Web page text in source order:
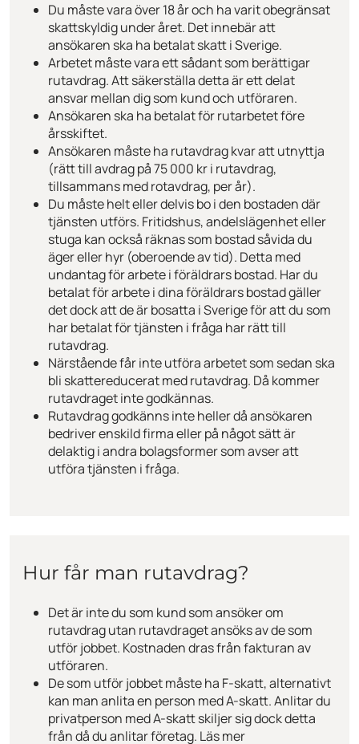
Du måste vara över 18 år och ha varit obegränsat
skattskyldig under året. Det innebär att
ansökaren ska ha betalat skatt i Sverige.
Arbetet måste vara ett sådant som berättigar
rutavdrag. Att säkerställa detta är ett delat
ansvar mellan dig som kund och utföraren.
Ansökaren ska ha betalat för rutarbetet före
årsskiftet.
Ansökaren måste ha rutavdrag kvar att utnyttja
(rätt till avdrag på 75 000 kr i rutavdrag,
tillsammans med rotavdrag, per år).
Du måste helt eller delvis bo i den bostaden där
tjänsten utförs. Fritidshus, andelslägenhet eller
stuga kan också räknas som bostad såvida du
äger eller hyr (oberoende av tid). Detta med
undantag för arbete i föräldrars bostad. Har du
betalat för arbete i dina föräldrars bostad gäller
det dock att de är bosatta i Sverige för att du som
har betalat för tjänsten i fråga har rätt till
rutavdrag.
Närstående får inte utföra arbetet som sedan ska
bli skattereducerat med rutavdrag. Då kommer
rutavdraget inte godkännas.
Rutavdrag godkänns inte heller då ansökaren
bedriver enskild firma eller på något sätt är
delaktig i andra bolagsformer som avser att
utföra tjänsten i fråga.
Hur får man rutavdrag?
Det är inte du som kund som ansöker om
rutavdrag utan rutavdraget ansöks av de som
utför jobbet. Kostnaden dras från fakturan av
utföraren.
De som utför jobbet måste ha F-skatt, alternativt
kan man anlita en person med A-skatt. Anlitar du
privatperson med A-skatt skiljer sig dock detta
från då du anlitar företag. Läs mer